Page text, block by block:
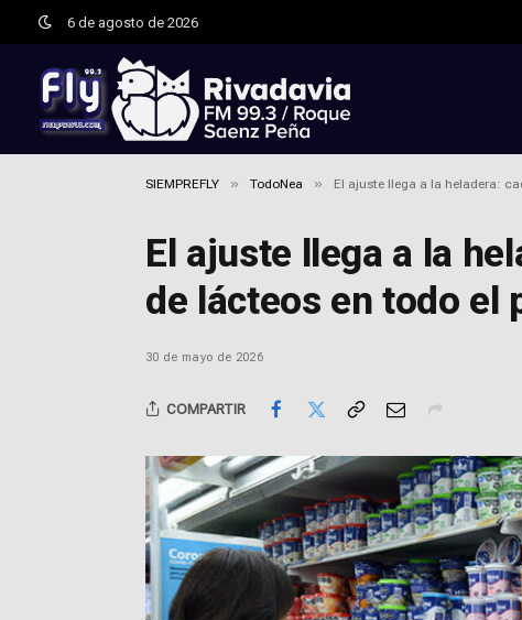
6 de agosto de 2026
SIEMPREFLY » TodoNea » El ajuste llega a la heladera:
El ajuste llega a la
de lácteos en todo el
30 de mayo de 2026
COMPARTIR